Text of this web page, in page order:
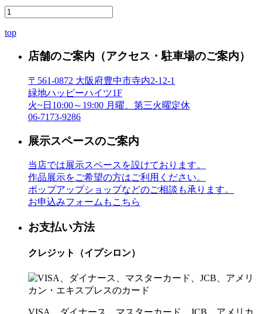
top
店舗のご案内 （アクセス・駐車場のご案内）
〒561-0872 大阪府豊中市寺内2-12-1
緑地ハッピーハイツ1F
火~日10:00～19:00 月曜、第三火曜定休
06-7173-9286
展示スペースのご案内
当店では展示スペースを設けております。
作品展示をご希望の方はご利用ください。
ポップアップショップなどのご相談も承ります。
お申込みフォームもこちら
お支払い方法
クレジット（イプシロン）
VISA、ダイナース、マスターカード、JCB、アメリカ